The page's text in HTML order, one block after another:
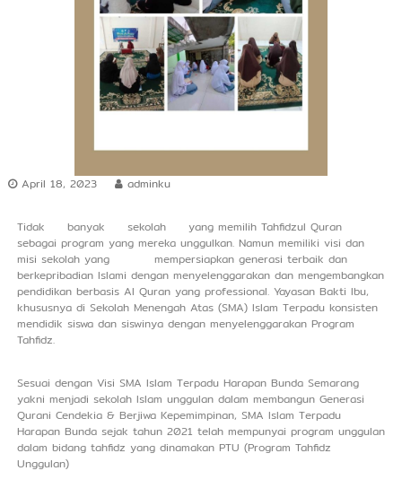
r
s
h
p
April 18, 2023 adminku
Tidak banyak sekolah yang memilih Tahfidzul Quran
sebagai program yang mereka unggulkan. Namun memiliki visi dan
misi sekolah yang mempersiapkan generasi terbaik dan
berkepribadian Islami dengan menyelenggarakan dan mengembangkan
pendidikan berbasis Al Quran yang professional. Yayasan Bakti Ibu,
khususnya di Sekolah Menengah Atas (SMA) Islam Terpadu konsisten
mendidik siswa dan siswinya dengan menyelenggarakan Program
Tahfidz.
Sesuai dengan Visi SMA Islam Terpadu Harapan Bunda Semarang
yakni menjadi sekolah Islam unggulan dalam membangun Generasi
Qurani Cendekia & Berjiwa Kepemimpinan, SMA Islam Terpadu
Harapan Bunda sejak tahun 2021 telah mempunyai program unggulan
dalam bidang tahfidz yang dinamakan PTU (Program Tahfidz
Unggulan)